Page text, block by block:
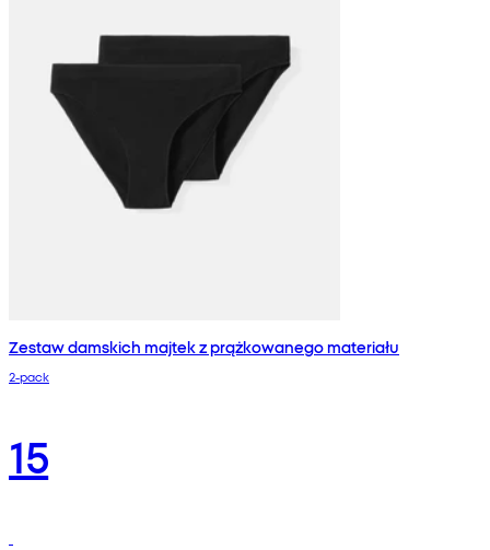
Zestaw damskich majtek z prążkowanego materiału
2-pack
15